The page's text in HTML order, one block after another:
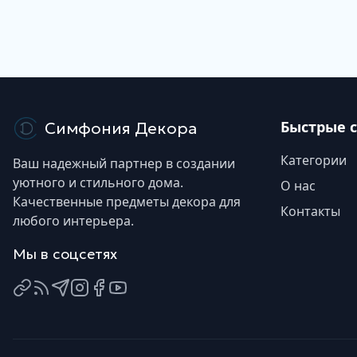
Симфония Декора
Ваш надежный партнер в создании
уютного и стильного дома.
Качественные предметы декора для
любого интерьера.
Мы в соцсетях
Быстрые
Категории
О нас
Контакты